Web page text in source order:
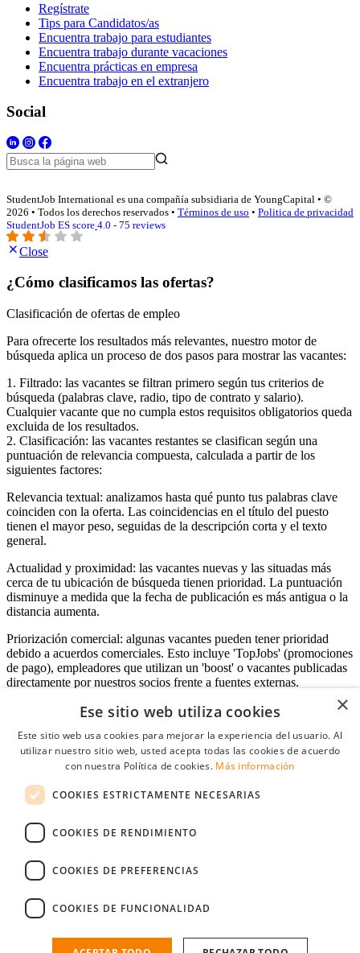
Regístrate
Tips para Candidatos/as
Encuentra trabajo para estudiantes
Encuentra trabajo durante vacaciones
Encuentra prácticas en empresa
Encuentra trabajo en el extranjero
Social
StudentJob International es una compañía subsidiaria de YoungCapital • ©
2026 • Todos los derechos reservados • Términos de uso • Politica de privacidad
StudentJob ES score 4.0 - 75 reviews
Close
¿Cómo clasificamos las ofertas?
Clasificación de ofertas de empleo
Para ofrecerte los resultados más relevantes, nuestro motor de
búsqueda aplica un proceso de dos pasos para mostrar las vacantes:
1. Filtrado: las vacantes se filtran primero según tus criterios de
búsqueda (palabras clave, radio, tipo de contrato y salario).
Cualquier vacante que no cumpla estos requisitos obligatorios queda
excluida de los resultados.
2. Clasificación: las vacantes restantes se clasifican según una
puntuación de relevancia compuesta, calculada a partir de los
siguientes factores:
Relevancia textual: analizamos hasta qué punto tus palabras clave
coinciden con la oferta. Las coincidencias en el título del puesto
tienen el mayor peso, seguidas de la descripción corta y el texto
general.
Actualidad y proximidad: las vacantes nuevas y las situadas más
cerca de tu ubicación de búsqueda tienen prioridad. La puntuación
disminuye a medida que la fecha de publicación es más antigua o la
distancia aumenta.
Priorización comercial: algunas vacantes pueden tener prioridad
debido a acuerdos comerciales. Esto incluye 'TopJobs' (promociones
de pago), empleadores que utilizan un 'boost' o vacantes publicadas
directamente por nuestros socios frente a fuentes externas.
Acceso empresas
Contraseña
Recordarme
Conectarse
Registro gratuito empresas
Encuentre al candidato perfecto a tan sólo un par de clicks
×
Ese sitio web utiliza cookies
Este sitio web usa cookies para mejorar la experiencia del usuario. Al
utilizar nuestro sitio web, usted acepta todas las cookies de acuerdo
con nuestra Política de cookies. Más información
COOKIES ESTRICTAMENTE NECESARIAS
COOKIES DE RENDIMIENTO
COOKIES DE PREFERENCIAS
COOKIES DE FUNCIONALIDAD